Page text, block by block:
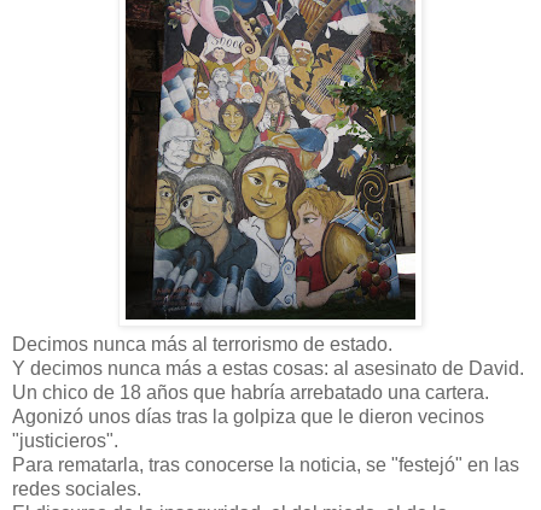
Decimos nunca más al terrorismo de estado.
Y decimos nunca más a estas cosas: al asesinato de David.
Un chico de 18 años que habría arrebatado una cartera.
Agonizó unos días tras la golpiza que le dieron vecinos
"justicieros".
Para rematarla, tras conocerse la noticia, se "festejó" en las
redes sociales.